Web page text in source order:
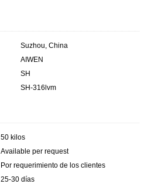
Suzhou, China
AIWEN
SH
SH-316lvm
50 kilos
Available per request
Por requerimiento de los clientes
25-30 días